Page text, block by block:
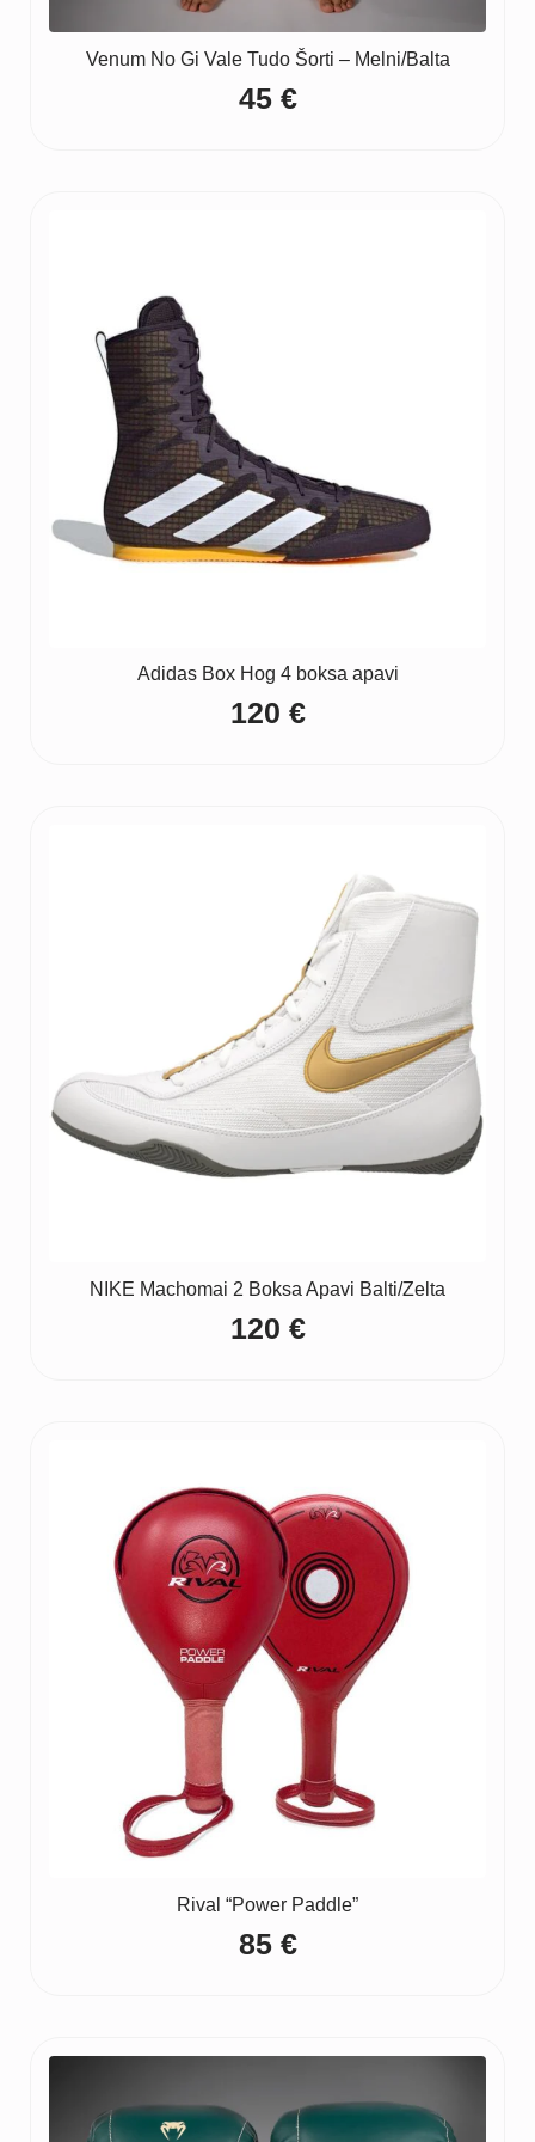
Venum No Gi Vale Tudo Šorti – Melni/Balta
45 €
Adidas Box Hog 4 boksa apavi
120 €
NIKE Machomai 2 Boksa Apavi Balti/Zelta
120 €
Rival “Power Paddle”
85 €